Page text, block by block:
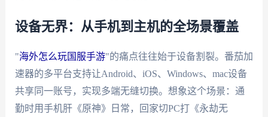
设备无界：从手机到主机的全场景覆盖
"海外怎么玩国服手游"的痛点往往始于设备割裂。番茄加
速器的多平台支持让Android、iOS、Windows、mac设备
共享同一账号，实现多端无缝切换。想象这个场景：通
勤时用手机肝《原神》日常，回家切PC打《永劫无